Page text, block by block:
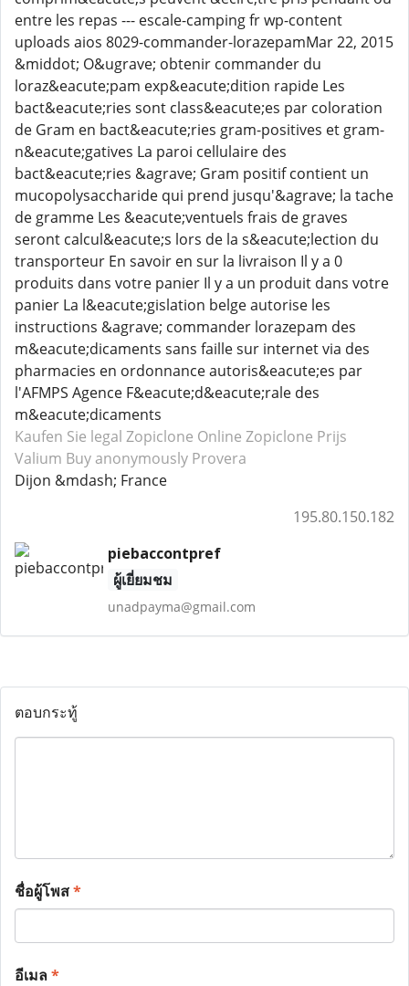
entre les repas --- escale-camping fr wp-content
uploads aios 8029-commander-lorazepamMar 22, 2015
&middot; O&ugrave; obtenir commander du
loraz&eacute;pam exp&eacute;dition rapide Les
bact&eacute;ries sont class&eacute;es par coloration
de Gram en bact&eacute;ries gram-positives et gram-
n&eacute;gatives La paroi cellulaire des
bact&eacute;ries &agrave; Gram positif contient un
mucopolysaccharide qui prend jusqu'&agrave; la tache
de gramme Les &eacute;ventuels frais de graves
seront calcul&eacute;s lors de la s&eacute;lection du
transporteur En savoir en sur la livraison Il y a 0
produits dans votre panier Il y a un produit dans votre
panier La l&eacute;gislation belge autorise les
instructions &agrave; commander lorazepam des
m&eacute;dicaments sans faille sur internet via des
pharmacies en ordonnance autoris&eacute;es par
l'AFMPS Agence F&eacute;d&eacute;rale des
m&eacute;dicaments
Kaufen Sie legal Zopiclone Online Zopiclone Prijs
Valium Buy anonymously Provera
Dijon &mdash; France
195.80.150.182
piebaccontpref
ผู้เยี่ยมชม
unadpayma@gmail.com
ตอบกระทู้
ชื่อผู้โพส*
อีเมล*